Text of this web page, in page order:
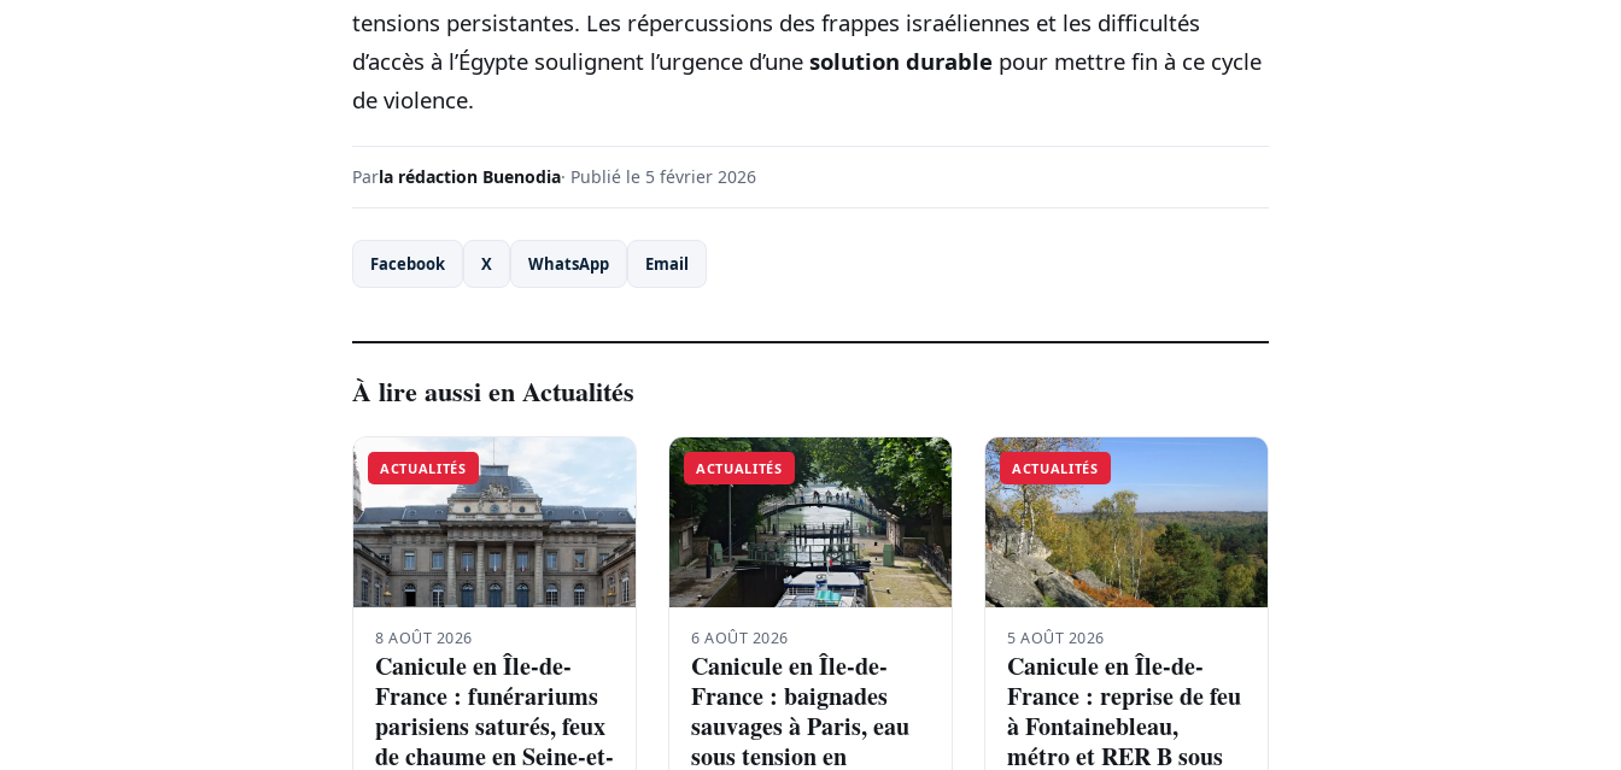
tensions persistantes. Les répercussions des frappes israéliennes et les difficultés
d’accès à l’Égypte soulignent l’urgence d’une solution durable pour mettre fin à ce cycle
de violence.
Parla rédaction Buenodia· Publié le 5 février 2026
Facebook X WhatsApp Email
À lire aussi en Actualités
ACTUALITÉS
8 AOÛT 2026
Canicule en Île-de-
France : funérariums
parisiens saturés, feux
de chaume en Seine-et-
ACTUALITÉS
6 AOÛT 2026
Canicule en Île-de-
France : baignades
sauvages à Paris, eau
sous tension en
ACTUALITÉS
5 AOÛT 2026
Canicule en Île-de-
France : reprise de feu
à Fontainebleau,
métro et RER B sous